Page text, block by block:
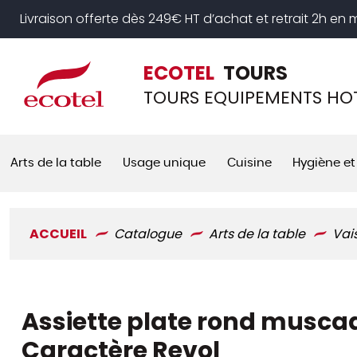
Livraison offerte dès 249€ HT d’achat et retrait 2h en
ECOTEL TOURS
TOURS EQUIPEMENTS
Arts de la table Usage unique Cuisine Hygiène
ACCUEIL Catalogue Arts de la table
Assiette plate rond
Panneau de gestion des cookies